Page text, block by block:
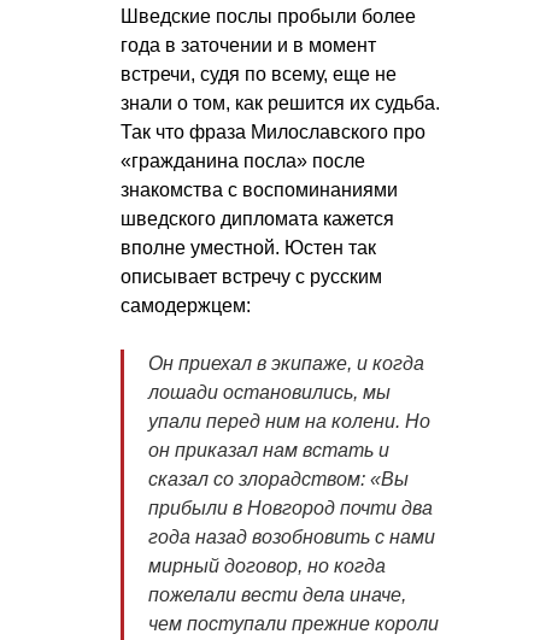
Шведские послы пробыли более
года в заточении и в момент
встречи, судя по всему, еще не
знали о том, как решится их судьба.
Так что фраза Милославского про
«гражданина посла» после
знакомства с воспоминаниями
шведского дипломата кажется
вполне уместной. Юстен так
описывает встречу с русским
самодержцем:
Он приехал в экипаже, и когда
лошади остановились, мы
упали перед ним на колени. Но
он приказал нам встать и
сказал со злорадством: «Вы
прибыли в Новгород почти два
года назад возобновить с нами
мирный договор, но когда
пожелали вести дела иначе,
чем поступали прежние короли